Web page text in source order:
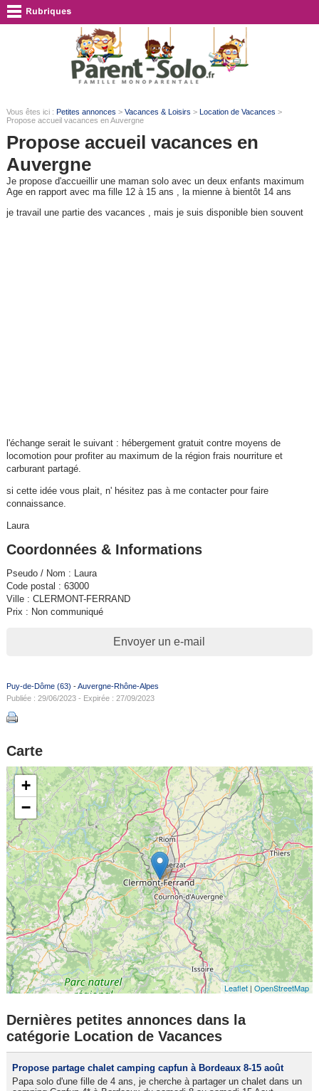
Vous êtes ici : Petites annonces > Vacances & Loisirs > Location de Vacances >
Propose accueil vacances en Auvergne
Propose accueil vacances en
Auvergne
Je propose d'accueillir une maman solo avec un deux enfants maximum
Age en rapport avec ma fille 12 à 15 ans , la mienne à bientôt 14 ans
je travail une partie des vacances , mais je suis disponible bien souvent
l'échange serait le suivant : hébergement gratuit contre moyens de
locomotion pour profiter au maximum de la région frais nourriture et
carburant partagé.
si cette idée vous plait, n' hésitez pas à me contacter pour faire
connaissance.
Laura
Coordonnées & Informations
Pseudo / Nom : Laura
Code postal : 63000
Ville : CLERMONT-FERRAND
Prix : Non communiqué
Envoyer un e-mail
Puy-de-Dôme (63) -Auvergne-Rhône-Alpes
Publiée : 29/06/2023 - Expirée : 27/09/2023
Carte
+
−
Leaflet |OpenStreetMap
Dernières petites annonces dans la
catégorie Location de Vacances
Propose partage chalet camping capfun à Bordeaux 8-15 août
Papa solo d'une fille de 4 ans, je cherche à partager un chalet dans un